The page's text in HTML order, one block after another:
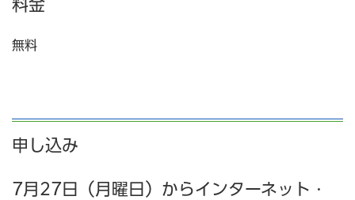
料金
無料
申し込み
7月27日（月曜日）からインターネット・